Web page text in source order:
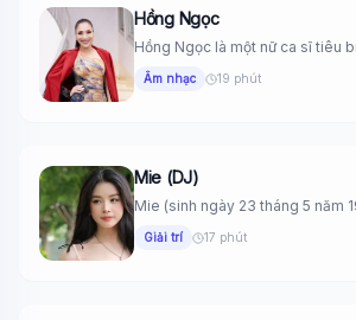
Hồng Ngọc
Hồng Ngọc là một nữ ca sĩ tiêu
Âm nhạc 19 phút
Mie (DJ)
Mie (sinh ngày 23 tháng 5 năm
Giải trí 17 phút